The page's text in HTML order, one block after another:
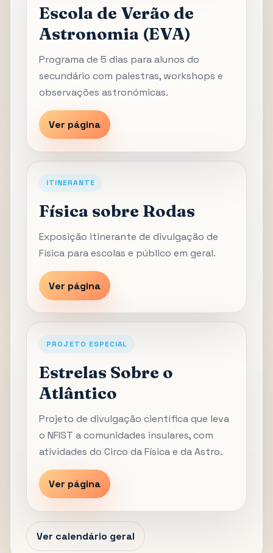
Escola de Verão de
Astronomia (EVA)
Programa de 5 dias para alunos do
secundário com palestras, workshops e
observações astronómicas.
Ver página
ITINERANTE
Física sobre Rodas
Exposição itinerante de divulgação de
Física para escolas e público em geral.
Ver página
PROJETO ESPECIAL
Estrelas Sobre o
Atlântico
Projeto de divulgação científica que leva
o NFIST a comunidades insulares, com
atividades do Circo da Física e da Astro.
Ver página
Ver calendário geral